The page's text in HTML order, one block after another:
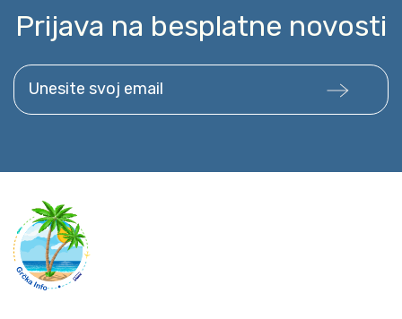
Prijava na besplatne novosti
Unesite svoj email